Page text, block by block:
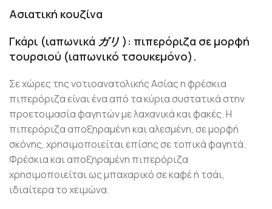
Ασιατική κουζίνα
Γκάρι (ιαπωνικά ガリ ): πιπερόριζα σε μορφή
τουρσιού (ιαπωνικό τσουκεμόνο).
Σε χώρες της νοτιοανατολικής Ασίας η φρέσκια
πιπερόριζα είναι ένα από τα κύρια συστατικά στην
προετοιμασία φαγητών με λαχανικά και φακές. Η
πιπερόριζα αποξηραμένη και αλεσμένη, σε μορφή
σκόνης, χρησιμοποιείται επίσης σε τοπικά φαγητά.
Φρέσκια και αποξηραμένη πιπερόριζα
χρησιμοποιείται ως μπαχαρικό σε καφέ ή τσάι,
ιδιαίτερα το χειμώνα.